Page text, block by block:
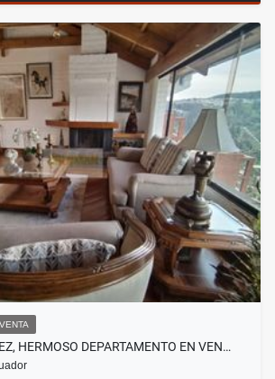
VENTA
HERMOSO DEPARTAMENTO EN VEN…